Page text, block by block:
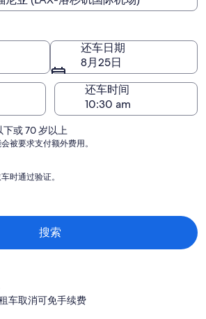
还车日期
8月25日
还车时间
或 70 岁以上
被要求支付额外费用。
时通过验证。
搜索
车取消可免手续费